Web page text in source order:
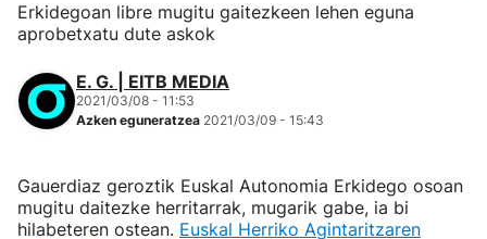
Erkidegoan libre mugitu gaitezkeen lehen eguna
aprobetxatu dute askok
E. G. | EITB MEDIA
2021/03/08 - 11:53
Azken eguneratzea 2021/03/09 - 15:43
Gauerdiaz geroztik Euskal Autonomia Erkidego osoan
mugitu daitezke herritarrak, mugarik gabe, ia bi
hilabeteren ostean. Euskal Herriko Agintaritzaren